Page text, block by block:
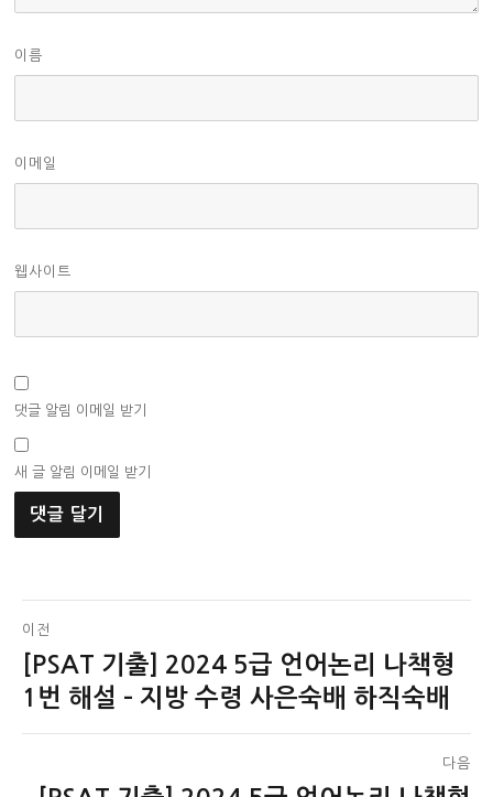
이름
이메일
웹사이트
댓글 알림 이메일 받기
새 글 알림 이메일 받기
글
탐
색
이전
이
전
[PSAT 기출] 2024 5급 언어논리 나책형
1번 해설 – 지방 수령 사은숙배 하직숙배
다음